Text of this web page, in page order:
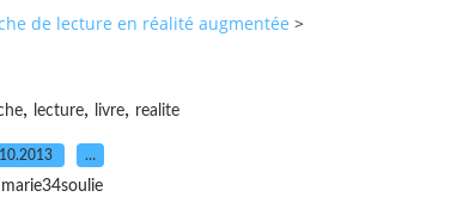
de lecture en réalité augmentée >
, lecture, livre, realite
…
marie34soulie